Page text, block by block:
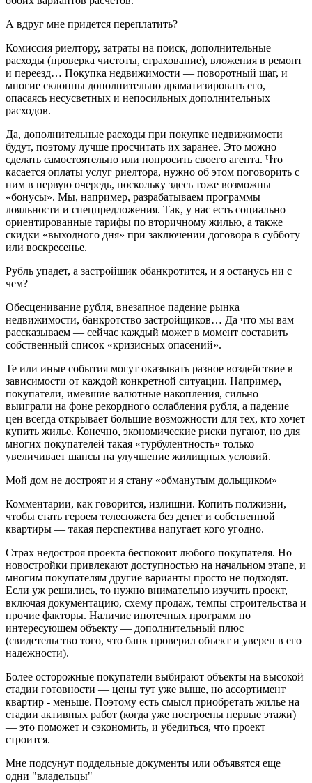
А вдруг мне придется переплатить?
Комиссия риелтору, затраты на поиск, дополнительные
расходы (проверка чистоты, страхование), вложения в ремонт
и переезд… Покупка недвижимости — поворотный шаг, и
многие склонны дополнительно драматизировать его,
опасаясь несусветных и непосильных дополнительных
расходов.
Да, дополнительные расходы при покупке недвижимости
будут, поэтому лучше просчитать их заранее. Это можно
сделать самостоятельно или попросить своего агента. Что
касается оплаты услуг риелтора, нужно об этом поговорить с
ним в первую очередь, поскольку здесь тоже возможны
«бонусы». Мы, например, разрабатываем программы
лояльности и спецпредложения. Так, у нас есть социально
ориентированные тарифы по вторичному жилью, а также
скидки «выходного дня» при заключении договора в субботу
или воскресенье.
Рубль упадет, а застройщик обанкротится, и я останусь ни с
чем?
Обесценивание рубля, внезапное падение рынка
недвижимости, банкротство застройщиков… Да что мы вам
рассказываем — сейчас каждый может в момент составить
собственный список «кризисных опасений».
Те или иные события могут оказывать разное воздействие в
зависимости от каждой конкретной ситуации. Например,
покупатели, имевшие валютные накопления, сильно
выиграли на фоне рекордного ослабления рубля, а падение
цен всегда открывает большие возможности для тех, кто хочет
купить жилье. Конечно, экономические риски пугают, но для
многих покупателей такая «турбулентность» только
увеличивает шансы на улучшение жилищных условий.
Мой дом не достроят и я стану «обманутым дольщиком»
Комментарии, как говорится, излишни. Копить полжизни,
чтобы стать героем телесюжета без денег и собственной
квартиры — такая перспектива напугает кого угодно.
Страх недостроя проекта беспокоит любого покупателя. Но
новостройки привлекают доступностью на начальном этапе, и
многим покупателям другие варианты просто не подходят.
Если уж решились, то нужно внимательно изучить проект,
включая документацию, схему продаж, темпы строительства и
прочие факторы. Наличие ипотечных программ по
интересующем объекту — дополнительный плюс
(свидетельство того, что банк проверил объект и уверен в его
надежности).
Более осторожные покупатели выбирают объекты на высокой
стадии готовности — цены тут уже выше, но ассортимент
квартир - меньше. Поэтому есть смысл приобретать жилье на
стадии активных работ (когда уже построены первые этажи)
— это поможет и сэкономить, и убедиться, что проект
строится.
Мне подсунут поддельные документы или объявятся еще
одни "владельцы"